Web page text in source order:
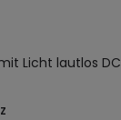
Licht lautlos DC